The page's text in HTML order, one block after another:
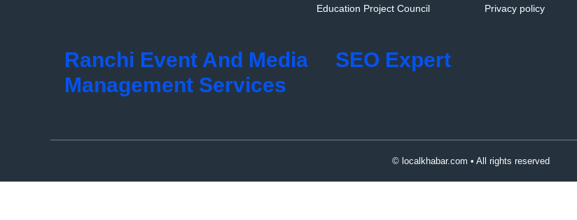
Education Project Council
Privacy policy
Ranchi Event And Media
Management Services
SEO Expert
© localkhabar.com • All rights reserved